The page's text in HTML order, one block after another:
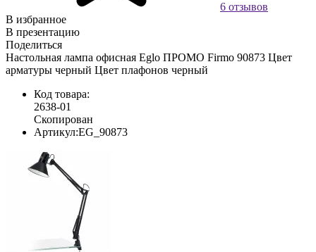
6 отзывов
В избранное
В презентацию
Поделиться
Настольная лампа офисная Eglo ПРОМО Firmo 90873 Цвет
арматуры черный Цвет плафонов черный
Код товара:
2638-01
Скопирован
Артикул:EG_90873